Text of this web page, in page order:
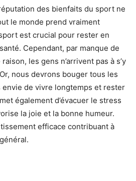
des bienfaits du sport ne
le monde prend vraiment
est crucial pour rester en
Cependant, par manque de
les gens n’arrivent pas à s’y
nous devrons bouger tous les
envie de vivre longtemps et rester
également d’évacuer le stress
la joie et la bonne humeur.
efficace contribuant à